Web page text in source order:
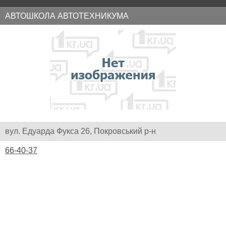
АВТОШКОЛА АВТОТЕХНИКУМА
вул. Едуарда Фукса 26, Покровський р-н
66-40-37